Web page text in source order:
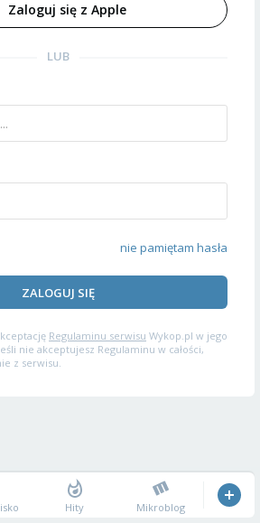
Zaloguj się z Apple
LUB
nie pamiętam hasła
ZALOGUJ SIĘ
Regulaminu serwisu Wykop.pl w jego
nie akceptujesz Regulaminu w całości,
z serwisu.
Hity Mikroblog